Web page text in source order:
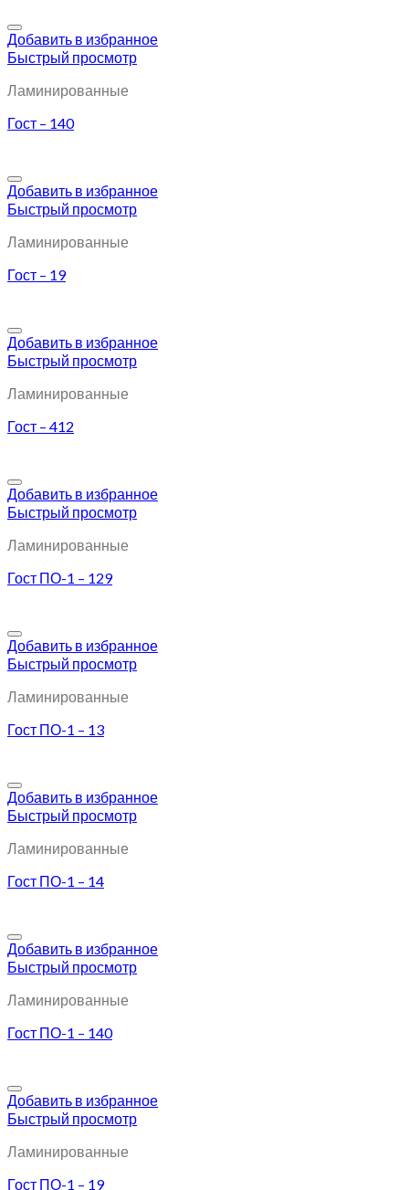
Добавить в избранное
Быстрый просмотр
Ламинированные
Гост – 140
Добавить в избранное
Быстрый просмотр
Ламинированные
Гост – 19
Добавить в избранное
Быстрый просмотр
Ламинированные
Гост – 412
Добавить в избранное
Быстрый просмотр
Ламинированные
Гост ПО-1 – 129
Добавить в избранное
Быстрый просмотр
Ламинированные
Гост ПО-1 – 13
Добавить в избранное
Быстрый просмотр
Ламинированные
Гост ПО-1 – 14
Добавить в избранное
Быстрый просмотр
Ламинированные
Гост ПО-1 – 140
Добавить в избранное
Быстрый просмотр
Ламинированные
Гост ПО-1 – 19